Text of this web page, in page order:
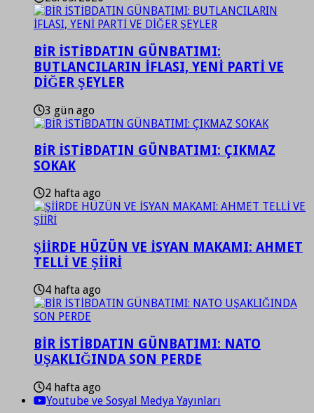
BİR İSTİBDATIN GÜNBATIMI:
BUTLANCILARIN İFLASI, YENİ PARTİ VE
DİĞER ŞEYLER
3 gün ago
BİR İSTİBDATIN GÜNBATIMI: ÇIKMAZ
SOKAK
2 hafta ago
ŞİİRDE HÜZÜN VE İSYAN MAKAMI: AHMET
TELLİ VE ŞİİRİ
4 hafta ago
BİR İSTİBDATIN GÜNBATIMI: NATO
UŞAKLIĞINDA SON PERDE
4 hafta ago
Youtube ve Sosyal Medya Yayınları